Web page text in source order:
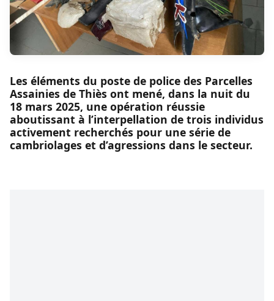
Les éléments du poste de police des Parcelles
Assainies de Thiès ont mené, dans la nuit du
18 mars 2025, une opération réussie
aboutissant à l’interpellation de trois individus
activement recherchés pour une série de
cambriolages et d’agressions dans le secteur.